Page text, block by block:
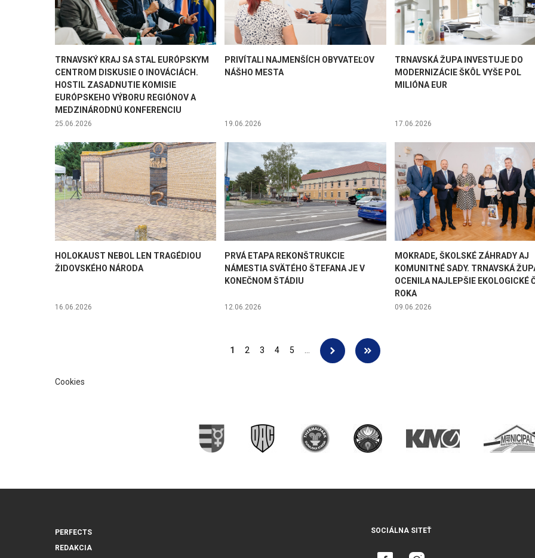
TRNAVSKÝ KRAJ SA STAL EURÓPSKYM
CENTROM DISKUSIE O INOVÁCIÁCH.
HOSTIL ZASADNUTIE KOMISIE
EURÓPSKEHO VÝBORU REGIÓNOV A
MEDZINÁRODNÚ KONFERENCIU
25.06.2026
PRIVÍTALI NAJMENŠÍCH OBYVATEĽOV
NÁŠHO MESTA
19.06.2026
TRNAVSKÁ ŽUPA INVESTUJE DO
MODERNIZÁCIE ŠKÔL VYŠE POL
MILIÓNA EUR
17.06.2026
HOLOKAUST NEBOL LEN TRAGÉDIOU
ŽIDOVSKÉHO NÁRODA
16.06.2026
PRVÁ ETAPA REKONŠTRUKCIE
NÁMESTIA SVÄTÉHO ŠTEFANA JE V
KONEČNOM ŠTÁDIU
12.06.2026
MOKRADE, ŠKOLSKÉ ZÁHRADY AJ
KOMUNITNÉ SADY. TRNAVSKÁ
OCENILA NAJLEPŠIE EKOLOGICKÉ
ROKA
09.06.2026
1 2 3 4 5
Cookies
PERFECTS
REDAKCIA
SOCIÁLNA SITEŤ